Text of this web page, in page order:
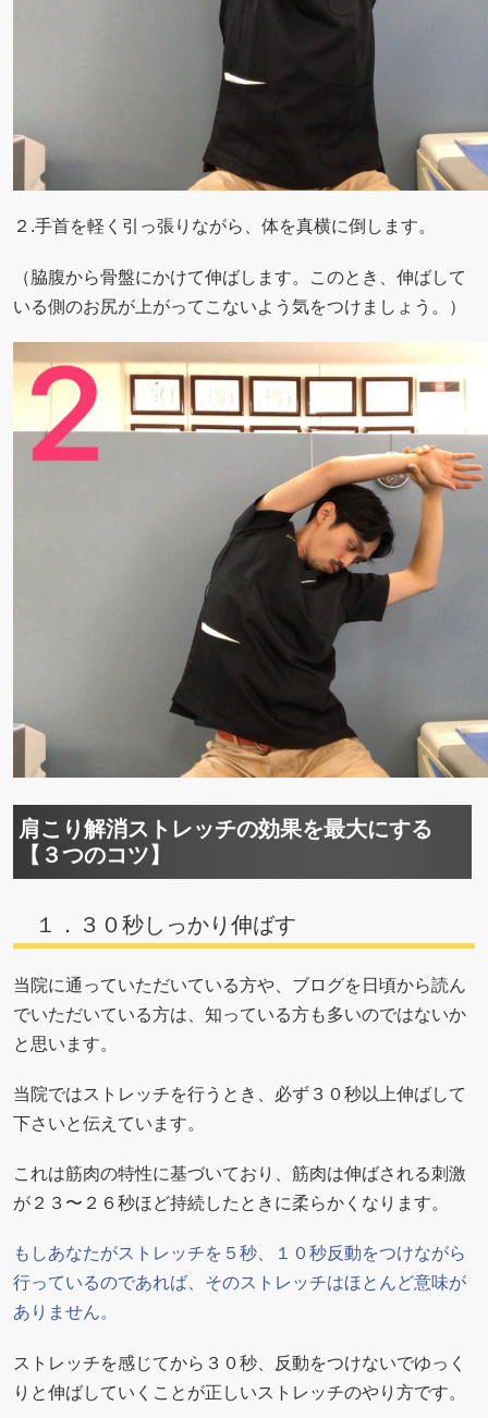
２.手首を軽く引っ張りながら、体を真横に倒します。
（脇腹から骨盤にかけて伸ばします。このとき、伸ばして
いる側のお尻が上がってこないよう気をつけましょう。）
肩こり解消ストレッチの効果を最大にする
【３つのコツ】
１．３０秒しっかり伸ばす
当院に通っていただいている方や、ブログを日頃から読ん
でいただいている方は、知っている方も多いのではないか
と思います。
当院ではストレッチを行うとき、必ず３０秒以上伸ばして
下さいと伝えています。
これは筋肉の特性に基づいており、筋肉は伸ばされる刺激
が２３〜２６秒ほど持続したときに柔らかくなります。
もしあなたがストレッチを５秒、１０秒反動をつけながら
行っているのであれば、そのストレッチはほとんど意味が
ありません。
ストレッチを感じてから３０秒、反動をつけないでゆっく
りと伸ばしていくことが正しいストレッチのやり方です。